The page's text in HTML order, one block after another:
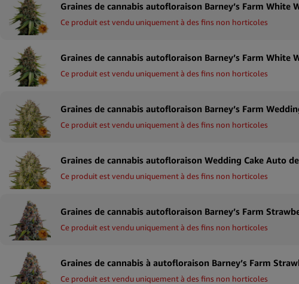
Ce produit est vendu uniquement à des fins non horticoles
Ce produit est vendu uniquement à des fins non horticoles
Ce produit est vendu uniquement à des fins non horticoles
Ce produit est vendu uniquement à des fins non horticoles
Ce produit est vendu uniquement à des fins non horticoles
Ce produit est vendu uniquement à des fins non horticoles